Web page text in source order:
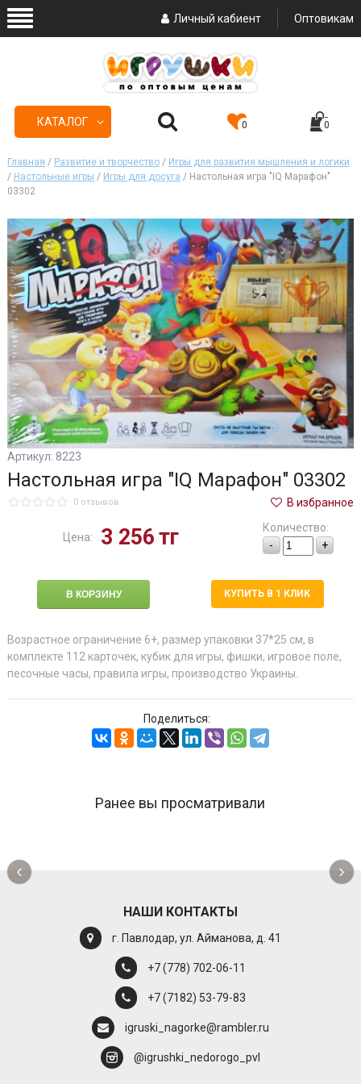
Личный кабиент Оптовикам
КАТАЛОГ 0 0
Главная / Развитие и творчество/ Игры для развития мышления и логики
/ Настольные игры / Игры для досуга / Настольная игра "IQ Марафон"
03302
Артикул: 8223
Настольная игра "IQ Марафон" 03302
0 отзывов В избранное
Цена: 3 256тг
Количество:
-
+
КУПИТЬ В 1 КЛИК
Возрастное ограничение 6+, размер упаковки 37*25 см, в
комплекте 112 карточек, кубик для игры, фишки, игровое поле,
песочные часы, правила игры, производство Украины.
Поделиться:
Ранее вы просматривали
‹ ›
НАШИ КОНТАКТЫ
г. Павлодар, ул. Айманова, д. 41
+7 (778) 702-06-11
+7 (7182) 53-79-83
igruski_nagorke@rambler.ru
@igrushki_nedorogo_pvl